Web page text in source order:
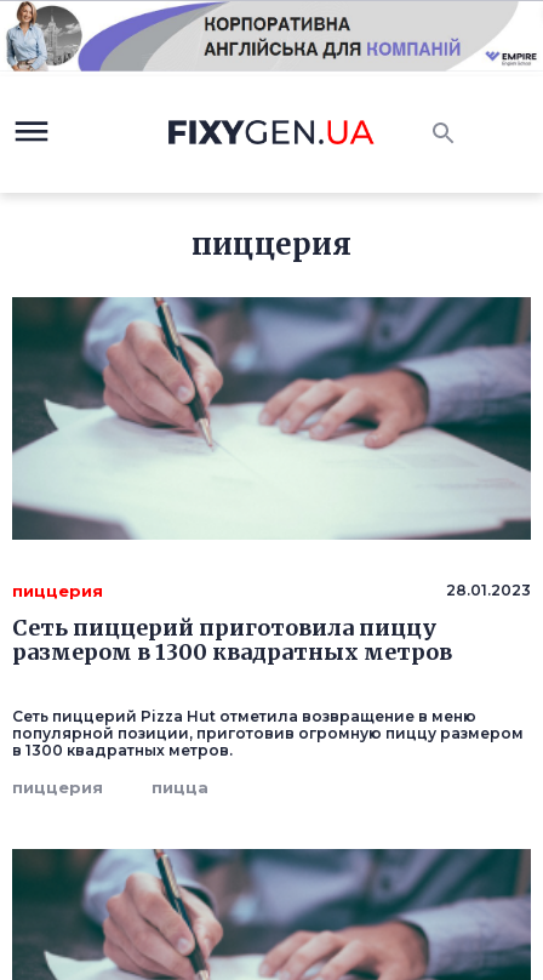
пиццерия
пиццерия 28.01.2023
Сеть пиццерий приготовила пиццу
размером в 1300 квадратных метров
Сеть пиццерий Pizza Hut отметила возвращение в меню
популярной позиции, приготовив огромную пиццу размером
в 1300 квадратных метров.
пиццерия пицца